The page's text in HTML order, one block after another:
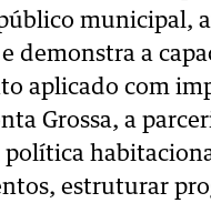
municipal,
demonstra a
aplicado com
Grossa, a
estruturar